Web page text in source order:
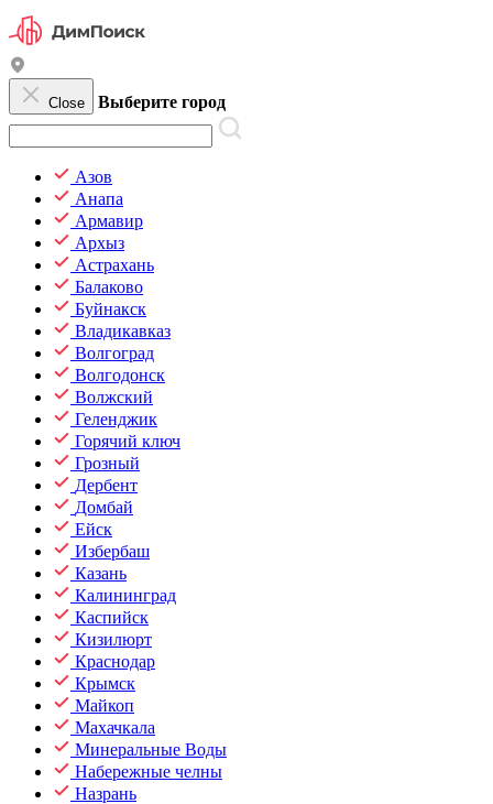
Close Выберите город
Азов
Анапа
Армавир
Архыз
Астрахань
Балаково
Буйнакск
Владикавказ
Волгоград
Волгодонск
Волжский
Геленджик
Горячий ключ
Грозный
Дербент
Домбай
Ейск
Избербаш
Казань
Калининград
Каспийск
Кизилюрт
Краснодар
Крымск
Майкоп
Махачкала
Минеральные Воды
Набережные челны
Назрань